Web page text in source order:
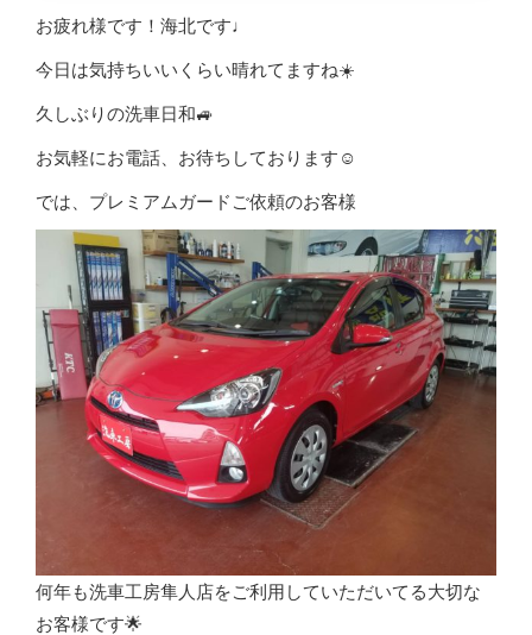
お疲れ様です！海北です♩
今日は気持ちいいくらい晴れてますね☀️
久しぶりの洗車日和🚙
お気軽にお電話、お待ちしております☺️
では、プレミアムガードご依頼のお客様
何年も洗車工房隼人店をご利用していただいてる大切な
お客様です🌟